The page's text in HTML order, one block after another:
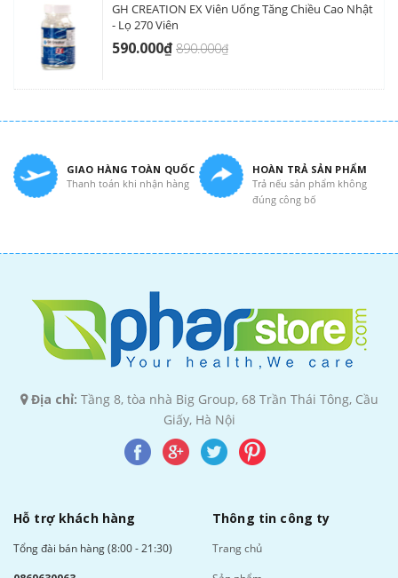
GH CREATION EX Viên Uống Tăng Chiều Cao Nhật
- Lọ 270 Viên
590.000₫ 890.000₫
GIAO HÀNG TOÀN QUỐC
Thanh toán khi nhận hàng
HOÀN TRẢ SẢN PHẨM
Trả nếu sản phẩm không
đúng công bố
Địa chỉ: Tầng 8, tòa nhà Big Group, 68 Trần Thái Tông, Cầu
Giấy, Hà Nội
Hỗ trợ khách hàng
Tổng đài bán hàng (8:00 - 21:30)
Thông tin công ty
Trang chủ